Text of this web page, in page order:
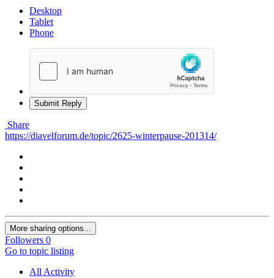
Desktop
Tablet
Phone
Submit Reply
Share
https://diavelforum.de/topic/2625-winterpause-201314/
More sharing options...
Followers 0
Go to topic listing
All Activity